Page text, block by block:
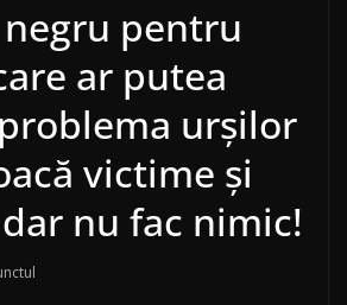
pentru
ar putea
urșilor
victime și
nu fac nimic!